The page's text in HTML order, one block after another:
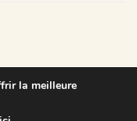
la meilleure